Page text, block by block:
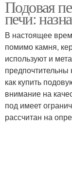
Простая
Кирпичная
Дровяные
Подовая
печи:
В настоящее
помимо камня,
используют и
как купить
внимание на
под имеет
рассчитан на